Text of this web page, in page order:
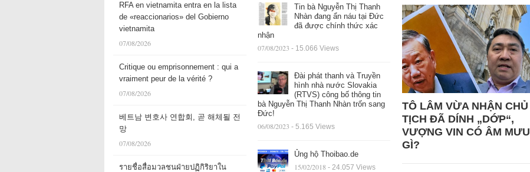
RFA en vietnamita entra en la lista
de «reaccionarios» del Gobierno
vietnamita
07/08/2026
Critique ou emprisonnement : qui a
vraiment peur de la vérité ?
07/08/2026
베트남 변호사 연합회, 곧 해체될 전
망
07/08/2026
รายชื่อสื่อมวลชนฝ่ายปฏิกิริยาใน
Tin bà Nguyễn Thị Thanh
Nhàn đang ẩn náu tại Đức
đã được chính thức xác
nhận
07/08/2023 - 15.066 Views
Đài phát thanh và Truyền
hình nhà nước Slovakia
(RTVS) công bố thông tin
bà Nguyễn Thị Thanh Nhàn trốn sang
Đức!
06/08/2023 - 5.165 Views
Ủng hộ Thoibao.de
15/02/2018 - 24.057 Views
TÔ LÂM VỪA NHẬN CHỦ
TỊCH ĐÃ DÍNH „DỚP“,
VƯỢNG VIN CÓ ÂM MƯU
GÌ?